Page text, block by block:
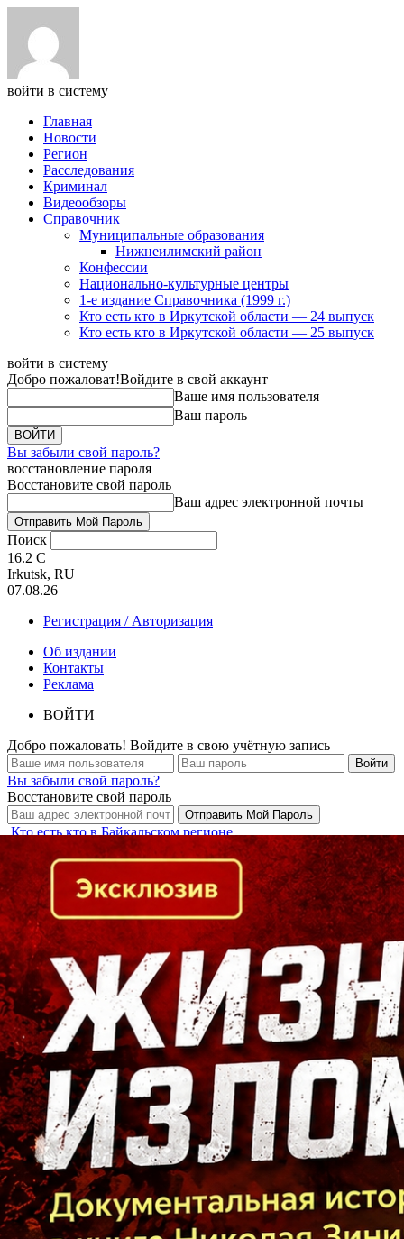
войти в систему
Главная
Новости
Регион
Расследования
Криминал
Видеообзоры
Справочник
Муниципальные образования
Нижнеилимский район
Конфессии
Национально-культурные центры
1-е издание Справочника (1999 г.)
Кто есть кто в Иркутской области — 24 выпуск
Кто есть кто в Иркутской области — 25 выпуск
войти в систему
Добро пожаловат!Войдите в свой аккаунт
Ваше имя пользователя
Ваш пароль
Вы забыли свой пароль?
восстановление пароля
Восстановите свой пароль
Ваш адрес электронной почты
Поиск
16.2 C
Irkutsk, RU
07.08.26
Регистрация / Авторизация
Об издании
Контакты
Реклама
ВОЙТИ
Добро пожаловать! Войдите в свою учётную запись
Вы забыли свой пароль?
Восстановите свой пароль
Кто есть кто в Байкальском регионе